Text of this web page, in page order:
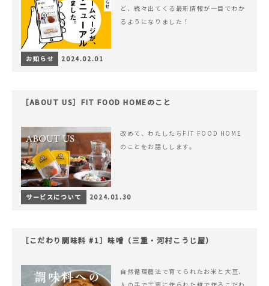
ど、続々出てくる最新情報が一目でわか
るようになりました！
お知らせ 2024.02.01
［ABOUT US］FIT FOOD HOMEのこと
改めて、わたしたちFIT FOOD HOME
のことをお話しします。
サービスについて 2024.01.30
［こだわり調味料 #1］味噌（三重・河村こうじ屋）
自然循環農法で育てられたお米と大豆、